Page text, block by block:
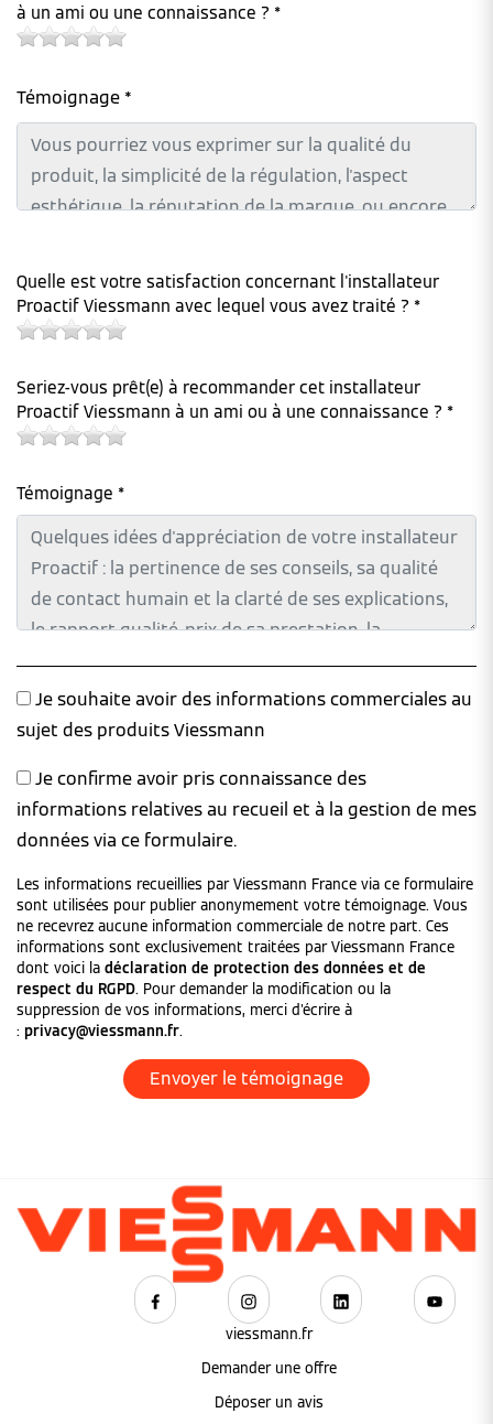
à un ami ou une connaissance ? *
Témoignage *
Quelle est votre satisfaction concernant l'installateur
Proactif Viessmann avec lequel vous avez traité ? *
Seriez-vous prêt(e) à recommander cet installateur
Proactif Viessmann à un ami ou à une connaissance ? *
Témoignage *
Je souhaite avoir des informations commerciales au
sujet des produits Viessmann
Je confirme avoir pris connaissance des
informations relatives au recueil et à la gestion de mes
données via ce formulaire.
Les informations recueillies par Viessmann France via ce formulaire
sont utilisées pour publier anonymement votre témoignage. Vous
ne recevrez aucune information commerciale de notre part. Ces
informations sont exclusivement traitées par Viessmann France
dont voici la déclaration de protection des données et de
respect du RGPD. Pour demander la modification ou la
suppression de vos informations, merci d'écrire à
: privacy@viessmann.fr.
viessmann.fr
Demander une offre
Déposer un avis